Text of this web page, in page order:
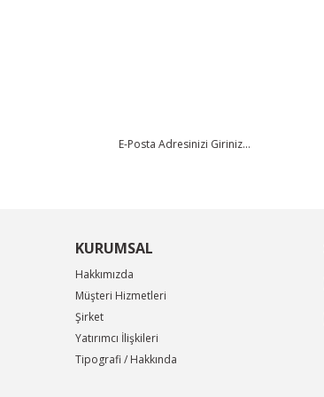
KURUMSAL
Hakkımızda
Müşteri Hizmetleri
Şirket
Yatırımcı İlişkileri
Tipografi / Hakkında